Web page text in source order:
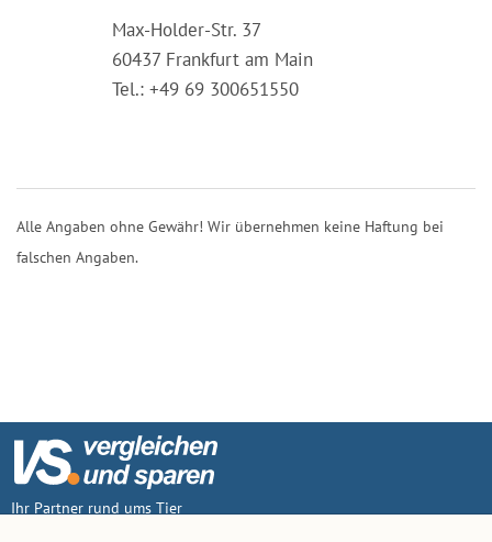
Max-Holder-Str. 37
60437 Frankfurt am Main
Tel.: +49 69 300651550
Alle Angaben ohne Gewähr! Wir übernehmen keine Haftung bei
falschen Angaben.
Ihr Partner rund ums Tier